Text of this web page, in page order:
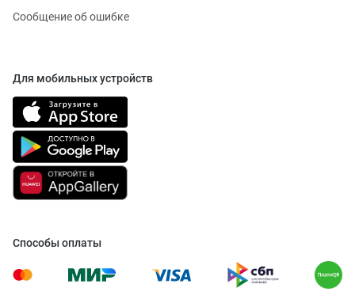
Сообщение об ошибке
Для мобильных устройств
Способы оплаты